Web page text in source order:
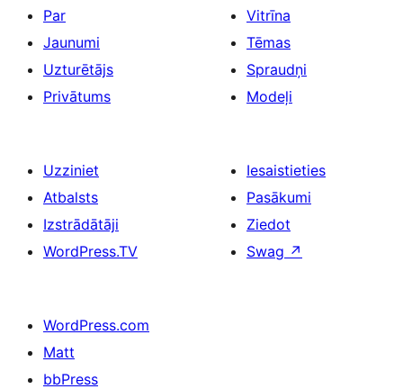
Par
Jaunumi
Uzturētājs
Privātums
Vitrīna
Tēmas
Spraudņi
Modeļi
Uzziniet
Atbalsts
Izstrādātāji
WordPress.TV
Iesaistieties
Pasākumi
Ziedot
Swag ↗
WordPress.com
Matt
bbPress